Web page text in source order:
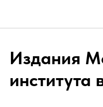
Издания